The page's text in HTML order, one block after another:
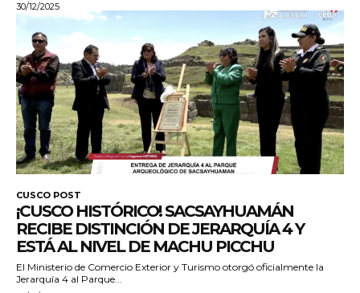
30/12/2025
CUSCO POST
¡CUSCO HISTÓRICO! SACSAYHUAMÁN
RECIBE DISTINCIÓN DE JERARQUÍA 4 Y
ESTÁ AL NIVEL DE MACHU PICCHU
El Ministerio de Comercio Exterior y Turismo otorgó oficialmente la
Jerarquía 4 al Parque...